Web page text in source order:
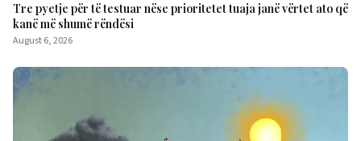
Tre pyetje për të testuar nëse prioritetet tuaja janë vërtet ato që
kanë më shumë rëndësi
August 6, 2026